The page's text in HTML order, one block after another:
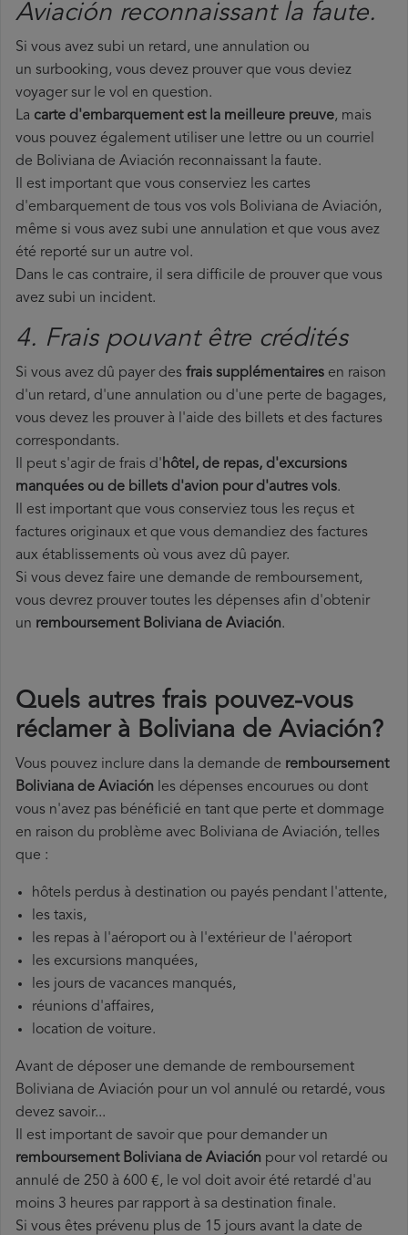
Aviación reconnaissant la faute.
Si vous avez subi un retard, une annulation ou
un surbooking, vous devez prouver que vous deviez
voyager sur le vol en question.
La carte d'embarquement est la meilleure preuve, mais
vous pouvez également utiliser une lettre ou un courriel
de Boliviana de Aviación reconnaissant la faute.
Il est important que vous conserviez les cartes
d'embarquement de tous vos vols Boliviana de Aviación,
même si vous avez subi une annulation et que vous avez
été reporté sur un autre vol.
Dans le cas contraire, il sera difficile de prouver que vous
avez subi un incident.
4. Frais pouvant être crédités
Si vous avez dû payer des frais supplémentaires en raison
d'un retard, d'une annulation ou d'une perte de bagages,
vous devez les prouver à l'aide des billets et des factures
correspondants.
Il peut s'agir de frais d'hôtel, de repas, d'excursions
manquées ou de billets d'avion pour d'autres vols.
Il est important que vous conserviez tous les reçus et
factures originaux et que vous demandiez des factures
aux établissements où vous avez dû payer.
Si vous devez faire une demande de remboursement,
vous devrez prouver toutes les dépenses afin d'obtenir
un remboursement Boliviana de Aviación.
Quels autres frais pouvez-vous
réclamer à Boliviana de Aviación?
Vous pouvez inclure dans la demande de remboursement
Boliviana de Aviación les dépenses encourues ou dont
vous n'avez pas bénéficié en tant que perte et dommage
en raison du problème avec Boliviana de Aviación, telles
que :
hôtels perdus à destination ou payés pendant l'attente,
les taxis,
les repas à l'aéroport ou à l'extérieur de l'aéroport
les excursions manquées,
les jours de vacances manqués,
réunions d'affaires,
location de voiture.
Avant de déposer une demande de remboursement
Boliviana de Aviación pour un vol annulé ou retardé, vous
devez savoir...
Il est important de savoir que pour demander un
remboursement Boliviana de Aviación pour vol retardé ou
annulé de 250 à 600 €, le vol doit avoir été retardé d'au
moins 3 heures par rapport à sa destination finale.
Si vous êtes prévenu plus de 15 jours avant la date de